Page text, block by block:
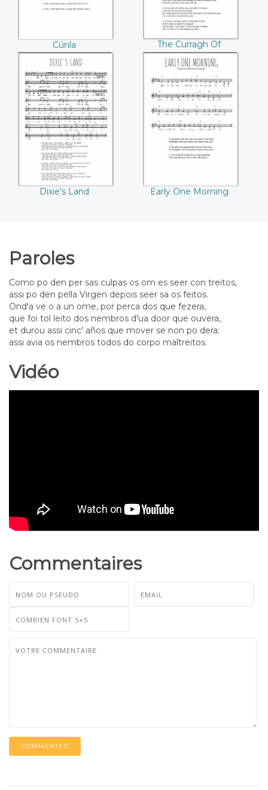
Cúnla
The Curragh Of
Kildare
Dixie's Land
Dixie's Land
Early One Morning
Early One Morning
Paroles
Como po den per sas culpas os om es seer con treitos,
assi po den pella Virgen depois seer sa os feitos.
Ond'a ve o a un ome, por perca dos que fezera,
que foi tol leito dos nembros d'ua door que ouvera,
et durou assi cinc' años que mover se non po dera:
assi avia os nembros todos do corpo maltreitos.
Vidéo
Commentaires
COMMENTEZ